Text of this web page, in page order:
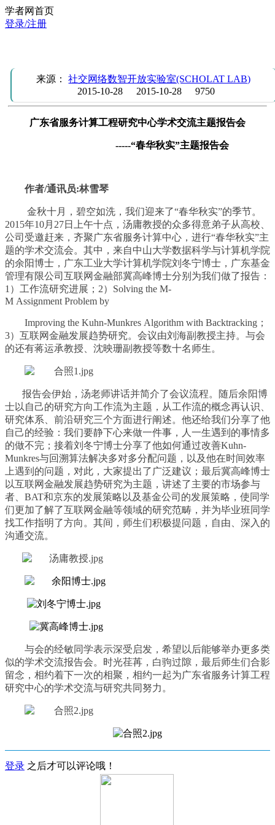
学者网首页
登录/注册
来源：社交网络数智开放实验室(SCHOLAT LAB)
2015-10-28
2015-10-28 9750
广东省服务计算工程研究中心学术交流主题报告会
-----“春华秋实”主题报告会
作者/通讯员:林雪琴
金秋十月，碧空如洗，我们迎来了“春华秋实”的季节。
2015年10月27日上午十点，汤庸教授的众多得意弟子从高校、
公司受邀赶来，齐聚广东省服务计算中心，进行“春华秋实”主
题的学术交流会。其中，来自中山大学数据科学与计算机学院
的余阳博士，广东工业大学计算机学院刘冬宁博士，广东基金
管理有限公司互联网金融部冀高峰博士分别为我们做了报告 ：
1）工作流研究进展；2）Solving the M-
M Assignment Problem by
Improving the Kuhn-Munkres Algorithm with Backtracking；
3）互联网金融发展趋势研究。会议由刘海副教授主持。与会
的还有蒋运承教授、沈映珊副教授等数十名师生。
报告会伊始，汤老师讲话并简介了会议流程。随后余阳博
士以自己的研究方向工作流为主题，从工作流的概念再认识、
研究体系、前沿研究三个方面进行阐述。 他还给我们分享了他
自己的经验：我们要静下心来做一件事，人一生遇到的事情多
的做不完 ；接着刘冬宁博士分享了他如何通过改善Kuhn-
Munkres与回溯算法解决多对多分配问题 ， 以及他在时间效率
上遇到的问题，对此，大家提出了广泛建议 ；最后冀高峰博士
以互联网金融发展趋势研究为主题，讲述了主要的市场参与
者、BAT和京东的发展策略以及基金公司的发展策略 ，使同学
们更加了解了互联网金融等领域的研究范畴，并为毕业班同学
找工作指明了方向 。其间，师生们积极提问题， 自由、深入的
沟通交流。
与会的经敏同学表示深受启发，希望以后能够举办更多类
似的学术交流报告会。 时光荏苒，白驹过隙 ，最后师生们合影
留念，相约着下一次的相聚，相约一起为广东省服务计算工程
研究中心的学术交流与研究共同努力。
登录 之后才可以评论哦！